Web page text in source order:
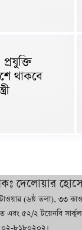
থাকবে
দেলোয়ার
(৬ষ্ঠ তলা), ৩৩
এবং ৫২/২ টয়েনবি
০২-৮১৮০২০২।